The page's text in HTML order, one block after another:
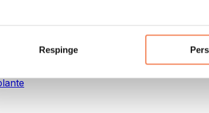
Respinge